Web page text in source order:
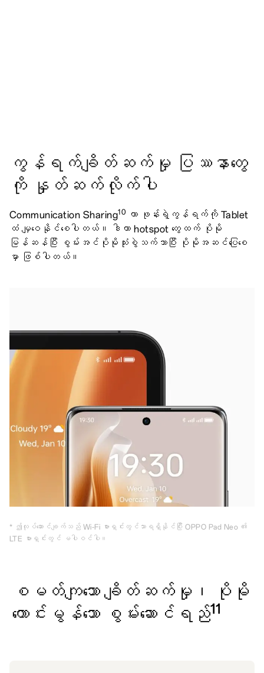
ကွန်ရက်ချိတ်ဆက်မှု ပြဿနာတွေ
ကို နှုတ်ဆက်လိုက်ပါ
Communication Sharing10
ဟာ ဖုန်းရဲ့ကွန်ရက်ကို Tablet
ထံ မျှဝေနိုင်စေပါတယ်။ ဒါဟာ hotspot တွေထက် ပိုမို
မြန်ဆန်ပြီး စွမ်းအင်ပိုမိုသုံးစွဲသက်သာပြီး ပိုမိုအဆင်ပြေစေ
မှာ ဖြစ်ပါတယ်။
* ဤလုပ်ဆောင်ချက်သည် Wi-Fi ဗားရှင်းတွင်သာရရှိနိုင်ပြီး OPPO Pad Neo ၏
LTE ဗားရှင်းတွင် မပါဝင်ပါ။
စမတ်ကျသော ချိတ်ဆက်မှု၊ ပိုမို
ကောင်းမွန်သော စွမ်းဆောင်ရည်11